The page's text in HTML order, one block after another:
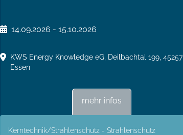
14.09.2026 - 15.10.2026
KWS Energy Knowledge eG, Deilbachtal 199, 45257
Essen
mehr infos
Kerntechnik/Strahlenschutz - Strahlenschutz